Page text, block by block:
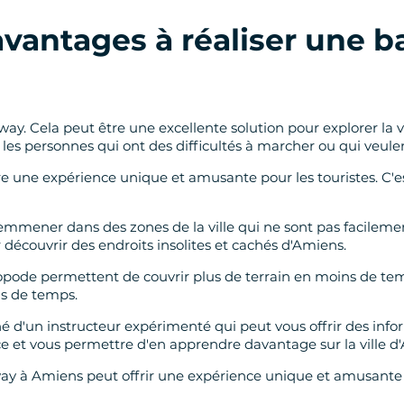
à réaliser une
Cela peut être une excellente solution pour explorer la
personnes qui ont des difficultés à marcher ou qui
une expérience unique et amusante pour les touristes.
dans des zones de la ville qui ne sont pas
des endroits insolites et cachés d'Amiens.
permettent de couvrir plus de terrain en moins de
de temps.
d'un instructeur expérimenté qui peut vous offrir des
et vous permettre d'en apprendre davantage sur la ville
à Amiens peut offrir une expérience unique et